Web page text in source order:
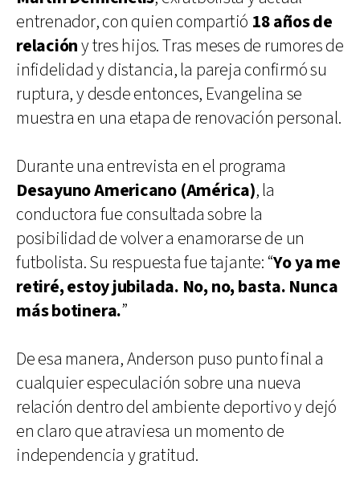
entrenador, con quien compartió 18 años de
relacióny tres hijos. Tras meses de rumores de
infidelidad y distancia, la pareja confirmó su
ruptura, y desde entonces, Evangelina se
muestra en una etapa de renovación personal.
Durante una entrevista en el programa
Desayuno Americano (América), la
conductora fue consultada sobre la
posibilidad de volver a enamorarse de un
futbolista. Su respuesta fue tajante: “Yo ya me
retiré, estoy jubilada. No, no, basta. Nunca
más botinera.”
De esa manera, Anderson puso punto final a
cualquier especulación sobre una nueva
relación dentro del ambiente deportivo y dejó
en claro que atraviesa un momento de
independencia y gratitud.